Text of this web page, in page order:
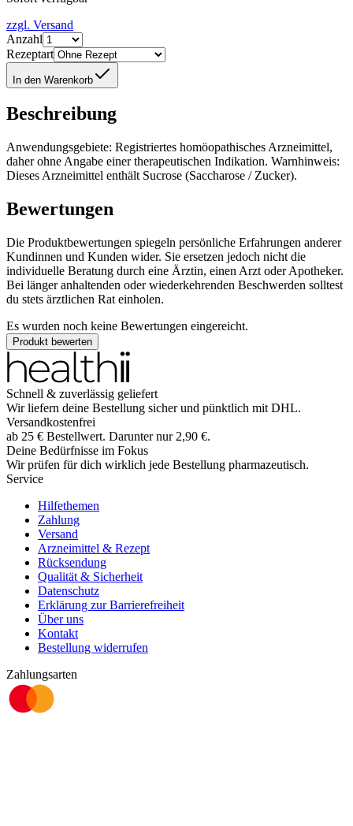
zzgl. Versand
Anzahl
Rezeptart
In den Warenkorb
Beschreibung
Anwendungsgebiete: Registriertes homöopathisches Arzneimittel,
daher ohne Angabe einer therapeutischen Indikation. Warnhinweis:
Dieses Arzneimittel enthält Sucrose (Saccharose / Zucker).
Bewertungen
Die Produktbewertungen spiegeln persönliche Erfahrungen anderer
Kundinnen und Kunden wider. Sie ersetzen jedoch nicht die
individuelle Beratung durch eine Ärztin, einen Arzt oder Apotheker.
Bei länger anhaltenden oder wiederkehrenden Beschwerden solltest
du stets ärztlichen Rat einholen.
Es wurden noch keine Bewertungen eingereicht.
Produkt bewerten
Schnell & zuverlässig geliefert
Wir liefern deine Bestellung sicher und pünktlich mit DHL.
Versandkostenfrei
ab 25 € Bestellwert. Darunter nur 2,90 €.
Deine Bedürfnisse im Fokus
Wir prüfen für dich wirklich jede Bestellung pharmazeutisch.
Service
Hilfethemen
Zahlung
Versand
Arzneimittel & Rezept
Rücksendung
Qualität & Sicherheit
Datenschutz
Erklärung zur Barrierefreiheit
Über uns
Kontakt
Bestellung widerrufen
Zahlungsarten